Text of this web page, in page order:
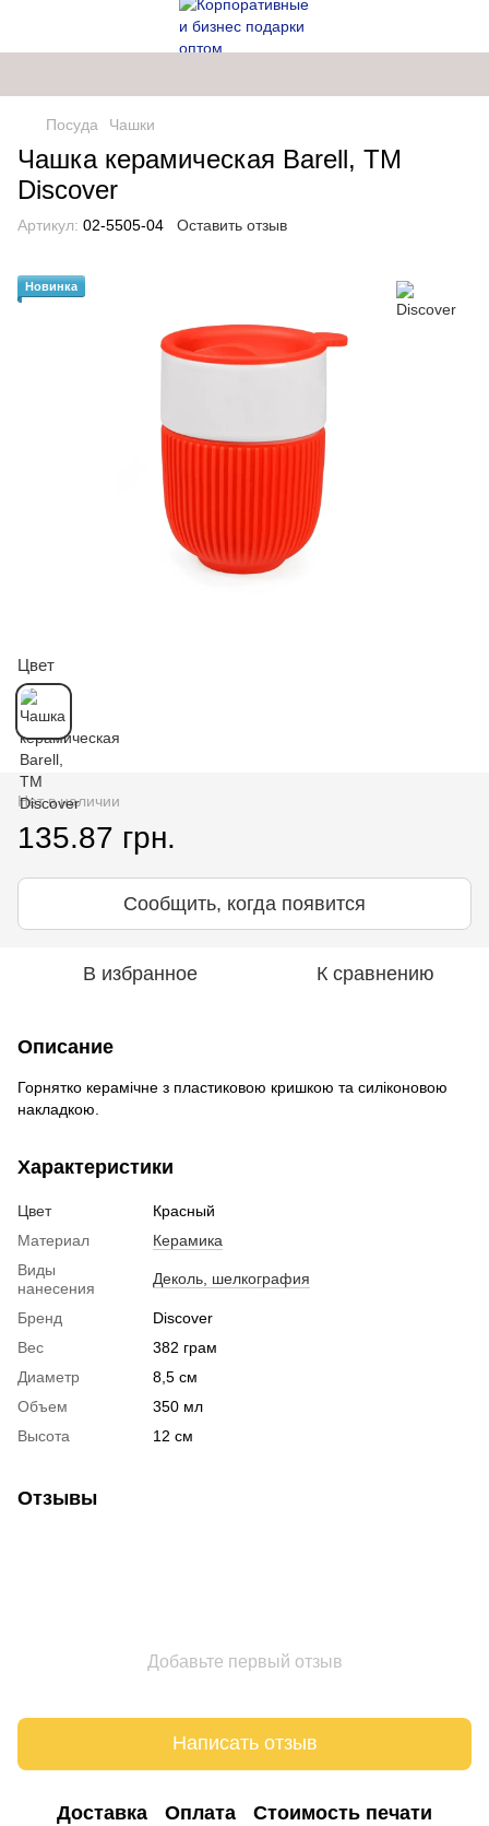
Посуда Чашки
Чашка керамическая Barell, ТМ
Discover
Артикул: 02-5505-04 Оставить отзыв
Новинка
Цвет
Нет в наличии
135.87 грн.
Сообщить, когда появится
В избранное К сравнению
Описание
Горнятко керамічне з пластиковою кришкою та силіконовою
накладкою.
Характеристики
Цвет
Красный
Материал
Керамика
Виды
нанесения
Деколь, шелкография
Бренд
Discover
Вес
382 грам
Диаметр
8,5 см
Объем
350 мл
Высота
12 cм
Отзывы
Добавьте первый отзыв
Написать отзыв
Доставка Оплата Стоимость печати